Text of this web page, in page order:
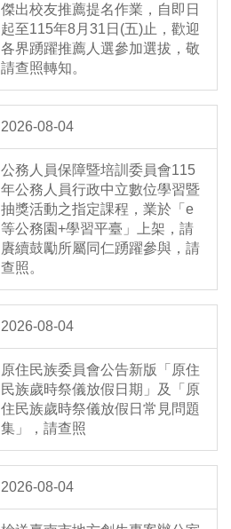
傑出校友推薦提名作業，自即日
起至115年8月31日(五)止，歡迎
各界踴躍推薦人選參加選拔，敬
請查照轉知。
2026-08-04
公務人員保障暨培訓委員會115
年公務人員行政中立數位學習暨
抽獎活動之指定課程，業於「e
等公務園+學習平臺」上架，請
賡續鼓勵所屬同仁踴躍參與，請
查照。
2026-08-04
原住民族委員會公告新版「原住
民族歲時祭儀放假日期」及「原
住民族歲時祭儀放假日常見問題
集」，請查照
2026-08-04